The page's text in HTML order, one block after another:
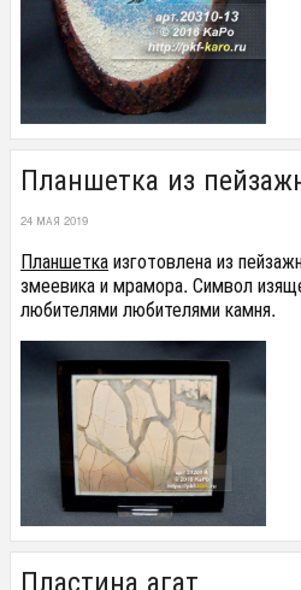
Планшетка из
24 МАЯ 2019
Планшеткаизготовлена из
змеевика и мрамора. Символ
любителями любителями камня.
Пластина агат